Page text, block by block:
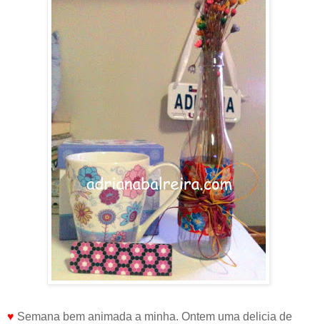
♥ Semana bem animada a minha. Ontem uma delicia de